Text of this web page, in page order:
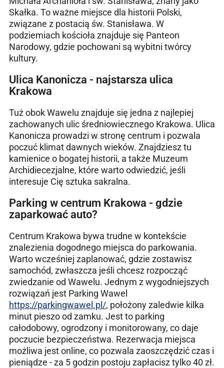
Skałka. To ważne miejsce dla historii Polski,
związane z postacią św. Stanisława. W
podziemiach kościoła znajduje się Panteon
Narodowy, gdzie pochowani są wybitni twórcy
kultury.
Ulica Kanonicza - najstarsza ulica
Krakowa
Tuż obok Wawelu znajduje się jedna z najlepiej
zachowanych ulic średniowiecznego Krakowa. Ulica
Kanonicza prowadzi w stronę centrum i pozwala
poczuć klimat dawnych wieków. Znajdziesz tu
kamienice o bogatej historii, a także Muzeum
Archidiecezjalne, które warto odwiedzić, jeśli
interesuje Cię sztuka sakralna.
Parking w centrum Krakowa - gdzie
zaparkować auto?
Centrum Krakowa bywa trudne w kontekście
znalezienia dogodnego miejsca do parkowania.
Warto wcześniej zaplanować, gdzie zostawisz
samochód, zwłaszcza jeśli chcesz rozpocząć
zwiedzanie od Wawelu. Jednym z wygodniejszych
rozwiązań jest Parking Wawel
https://parkingwawel.pl/, położony zaledwie kilka
minut pieszo od zamku. Jest to parking
całodobowy, ogrodzony i monitorowany, co daje
poczucie bezpieczeństwa. Rezerwacja miejsca
możliwa jest online, co pozwala zaoszczędzić czas i
pieniądze - za 5 godzin postoju zapłacisz tylko 40 zł.